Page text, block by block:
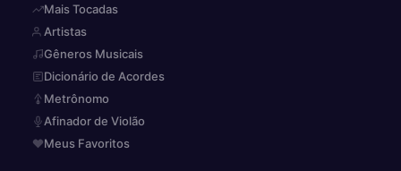
Mais Tocadas
Artistas
Gêneros Musicais
Dicionário de Acordes
Metrônomo
Afinador de Violão
Meus Favoritos